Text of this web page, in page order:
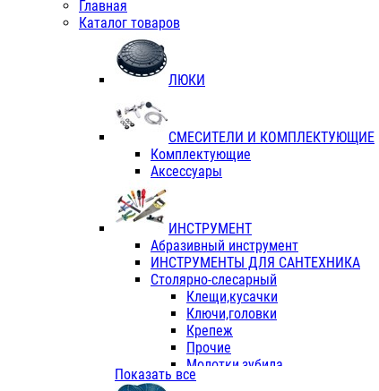
Главная
Каталог товаров
ЛЮКИ
СМЕСИТЕЛИ И КОМПЛЕКТУЮЩИЕ
Комплектующие
Аксессуары
ИНСТРУМЕНТ
Абразивный инструмент
ИНСТРУМЕНТЫ ДЛЯ САНТЕХНИКА
Столярно-слесарный
Клещи,кусачки
Ключи,головки
Крепеж
Прочие
Молотки,зубила
Пассатижи,тонкогубцы,утконосы
Показать все